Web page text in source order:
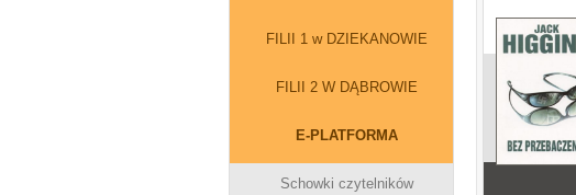
FILII 1 w DZIEKANOWIE
FILII 2 W DĄBROWIE
E-PLATFORMA
Schowki czytelników